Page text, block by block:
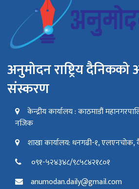
अनुमोदन राष्ट्रिय
संस्करण
केन्द्रीय कार्यालय : काठमाडौं
नजिक
शाखा कार्यालय: धनगढी-१, एलएनचोक,
०९१-५२४३४८/९८५८४२१८०१
anumodan.daily@gmail.com